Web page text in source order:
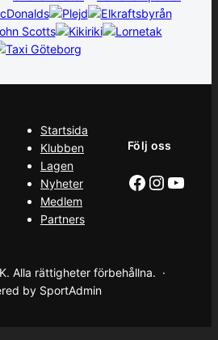
Startsida
Klubben
Lagen
Nyheter
Medlem
Partners
Följ oss
Facebook
Alla rättigheter förbehållna. ·
by SportAdmin